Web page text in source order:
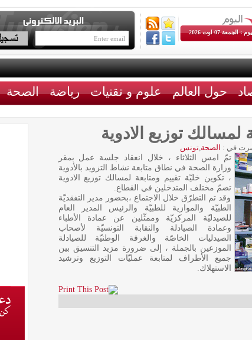
: الجمعة 07 اوت 2026
حول العالم علوم و تقنيات رياضة الصحة
لمسالك توزيع الادوية
في : الصحة,تونس
تمّ امس الثلاثاء ، خلال انعقاد جلسة عمل بمقر
وزارة الصحة في نطاق متابعة نشاط التزويد بالأدوية
، تكوين خليّة تقييم ومتابعة لمسالك توزيع الادوية
تضمّ مختلف المتدخلين في القطاع.
وقد تم التطرّق خلال الاجتماع ،بحضور مدير التفقديّة
الطبيّة والموازية للطبيّة والرئيس المدير العام
للصيدليّة المركزيّة وممثّلين عن عمادة الأطباء
وعمادة الصيادلة والنقابة التونسيّة لأصحاب
الصيدليات الخاصّة والغرفة الوطنيّة للصيادلة
الموزعين بالجملة ، إلى ضرورة مزيد التنسيق بين
جميع الأطراف لمتابعة عمليّات التوزيع وترشيد
الاستهلاك.